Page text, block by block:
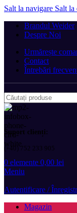
Salt la navigare Salt
Brandul Weider
Despre Noi
Urmărește
Contact
Întrebări
Suport clienți:
(+40) 752 233 905
0 elemente 0,00 lei
Meniu
Autentificare /
Magazin